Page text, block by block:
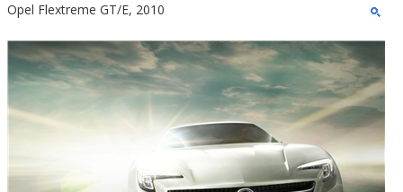
Opel Flextreme GT/E, 2010